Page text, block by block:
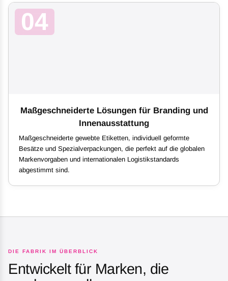
04
Maßgeschneiderte Lösungen für Branding und
Innenausstattung
Maßgeschneiderte gewebte Etiketten, individuell geformte
Besätze und Spezialverpackungen, die perfekt auf die globalen
Markenvorgaben und internationalen Logistikstandards
abgestimmt sind.
DIE FABRIK IM ÜBERBLICK
Entwickelt für Marken, die